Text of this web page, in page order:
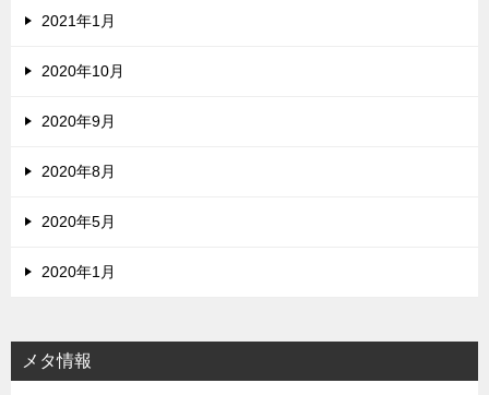
2021年1月
2020年10月
2020年9月
2020年8月
2020年5月
2020年1月
メタ情報